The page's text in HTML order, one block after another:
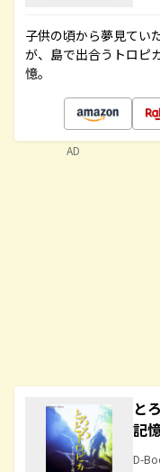
子供の頃から夢見てい
が、島で出合うトロピ
憶。
と
記
D-
AD